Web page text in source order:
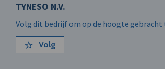
TYNESO N.V.
Volg dit bedrijf om op de hoogte gebracht
Volg